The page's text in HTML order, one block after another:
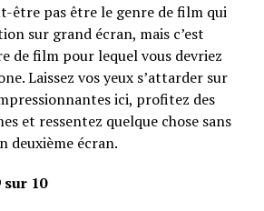
être pas être le genre de film qui
sur grand écran, mais c’est
de film pour lequel vous devriez
Laissez vos yeux s’attarder sur
ici, profitez des
et ressentez quelque chose sans
deuxième écran.
10